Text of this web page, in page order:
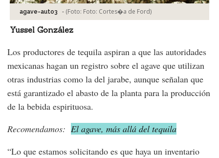
agave-auto3 - (Foto: Foto: Cortes�a de Ford)
Yussel González
Los productores de tequila aspiran a que las autoridades
mexicanas hagan un registro sobre el agave que utilizan
otras industrias como la del jarabe, aunque señalan que
está garantizado el abasto de la planta para la producción
de la bebida espirituosa.
Recomendamos: El agave, más allá del tequila
“Lo que estamos solicitando es que haya un inventario